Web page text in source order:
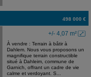
498 000 €
+/- 4,07 m²
À vendre : Terrain à bâtir à
Dahlem. Nous vous proposons un
magnifique terrain constructible
situé à Dahleim, commune de
Garnich, offrant un cadre de vie
calme et verdoyant. S...